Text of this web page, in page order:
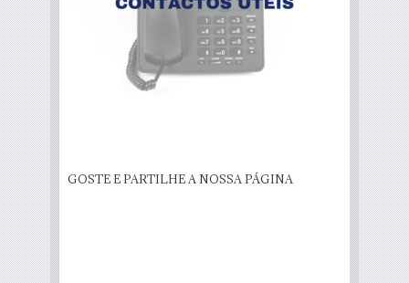
GOSTE E PARTILHE A NOSSA PÁGINA